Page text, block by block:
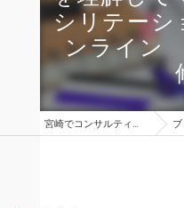
シリテー
ンライ
宮崎でコンサルティングならユーアンドミークリエイト株式会社 ブログ